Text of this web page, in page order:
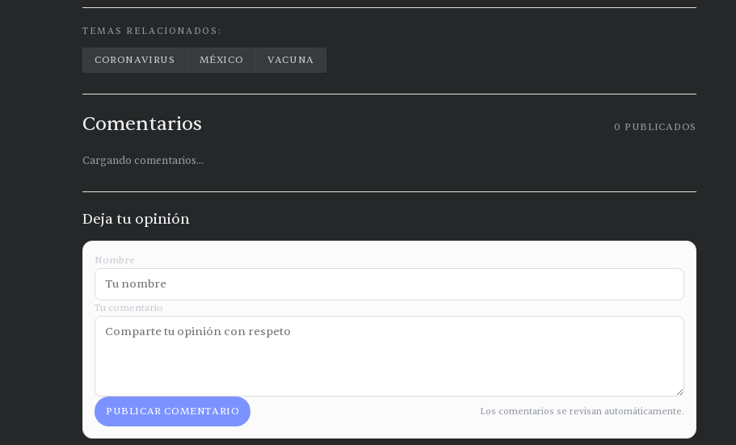
TEMAS RELACIONADOS:
CORONAVIRUS MÉXICO VACUNA
Comentarios 0 PUBLICADOS
Cargando comentarios...
Deja tu opinión
Nombre
Tu comentario
PUBLICAR COMENTARIO Los comentarios se revisan automáticamente.